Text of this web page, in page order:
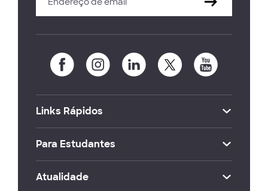
Links Rápidos
Para Estudantes
Atualidade